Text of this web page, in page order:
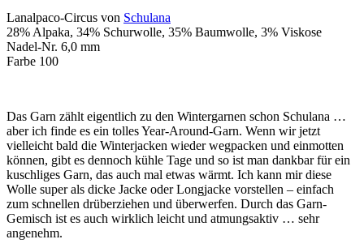
Lanalpaco-Circus von Schulana
28% Alpaka, 34% Schurwolle, 35% Baumwolle, 3% Viskose
Nadel-Nr. 6,0 mm
Farbe 100
Das Garn zählt eigentlich zu den Wintergarnen schon Schulana …
aber ich finde es ein tolles Year-Around-Garn. Wenn wir jetzt
vielleicht bald die Winterjacken wieder wegpacken und einmotten
können, gibt es dennoch kühle Tage und so ist man dankbar für ein
kuschliges Garn, das auch mal etwas wärmt. Ich kann mir diese
Wolle super als dicke Jacke oder Longjacke vorstellen – einfach
zum schnellen drüberziehen und überwerfen. Durch das Garn-
Gemisch ist es auch wirklich leicht und atmungsaktiv … sehr
angenehm.